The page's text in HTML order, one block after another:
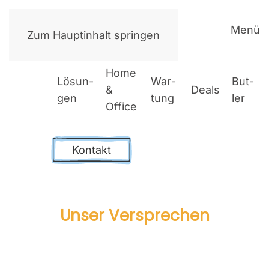
Zum Hauptinhalt springen Menü
Lösun­
gen
Home
&
Office
War­
tung
Deals
But­
ler
Kontakt
Unser Ver­spre­chen